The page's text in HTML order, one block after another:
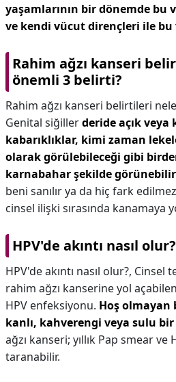
yaşamlarının bir dönemde bu
ve kendi vücut dirençleri ile
Rahim ağzı kanseri
önemli 3 belirti?
Rahim ağzı kanseri belirtileri
Genital siğillerderide açık
kabarıklıklar, kimi zaman
olarak görülebileceği gibi
karnabahar şekilde görünebilir
beni sanılır ya da hiç fark
cinsel ilişki sırasında kanamaya
HPV'de akıntı nasıl olur?
HPV'de akıntı nasıl olur?, Cinsel
rahim ağzı kanserine yol
HPV enfeksiyonu. Hoş olmayan
kanlı, kahverengi veya sulu bir
ağzı kanseri; yıllık Pap smear ve
taranabilir.